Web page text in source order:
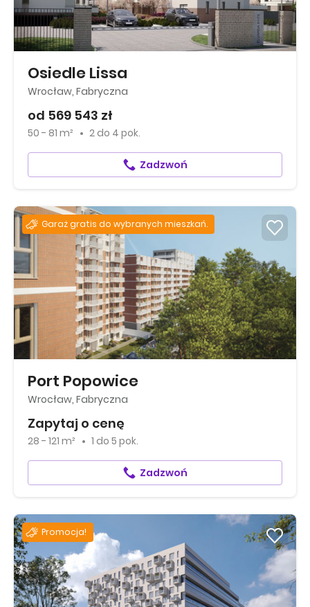
Osiedle Lissa
Wrocław, Fabryczna
od 569 543 zł
50 - 81 m² 2 do 4 pok.
Zadzwoń
Garaż gratis do wybranych mieszkań.
Port Popowice
Wrocław, Fabryczna
Zapytaj o cenę
28 - 121 m² 1 do 5 pok.
Zadzwoń
Promocja!